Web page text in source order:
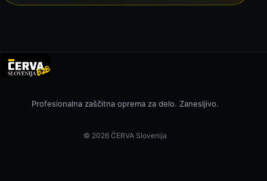
Profesionalna zaščitna oprema za delo. Zanesljivo.
© 2026 ČERVA Slovenija